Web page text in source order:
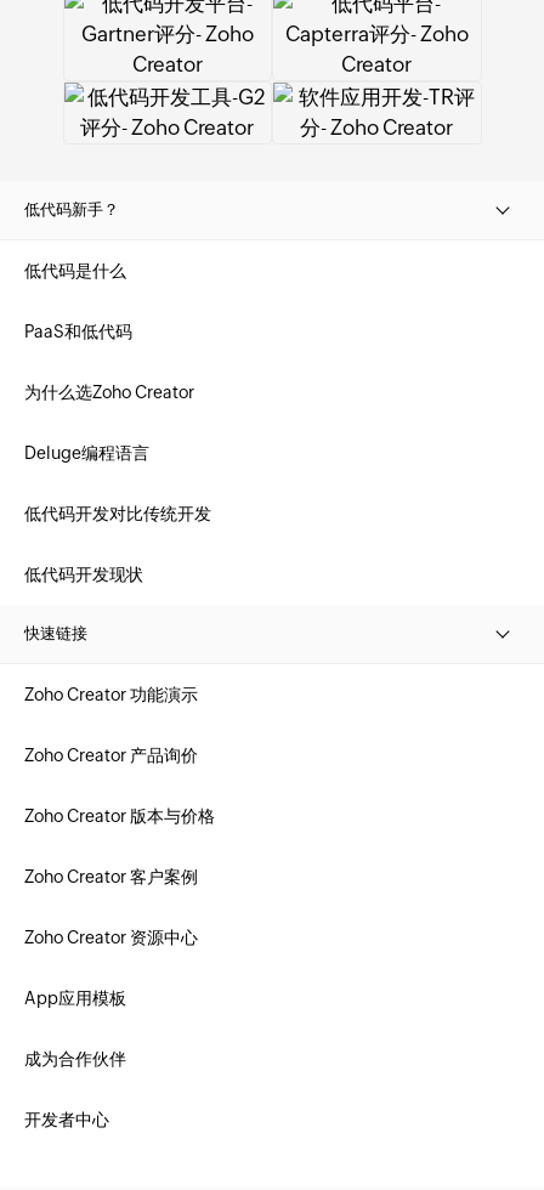
低代码新手？
低代码是什么
PaaS和低代码
为什么选Zoho Creator
Deluge编程语言
低代码开发对比传统开发
低代码开发现状
快速链接
Zoho Creator 功能演示
Zoho Creator 产品询价
Zoho Creator 版本与价格
Zoho Creator 客户案例
Zoho Creator 资源中心
App应用模板
成为合作伙伴
开发者中心